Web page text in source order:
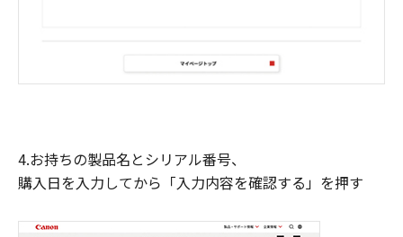
4.お持ちの製品名とシリアル番号、
購入日を入力してから「入力内容を確認する」を押す